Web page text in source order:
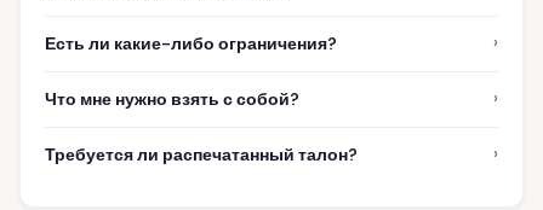
Есть ли какие-либо ограничения? ›
Что мне нужно взять с собой? ›
Требуется ли распечатанный талон? ›